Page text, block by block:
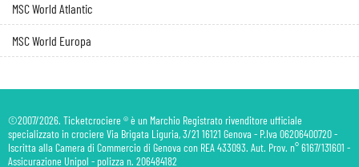
MSC World Atlantic
MSC World Europa
©2007/2026. Ticketcrociere ® è un Marchio Registrato rivenditore ufficiale
specializzato in crociere Via Brigata Liguria, 3/21 16121 Genova - P.Iva 06206400720 -
Iscritta alla Camera di Commercio di Genova con REA 433093. Aut. Prov. n° 6167/131601 -
Assicurazione Unipol - polizza n. 206484182